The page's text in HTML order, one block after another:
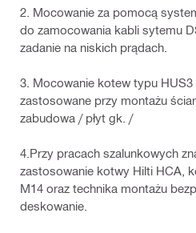
2. Mocowanie za pomocą
do zamocowania kabli sytemu
zadanie na niskich prądach.
3. Mocowanie kotew typu
zastosowane przy montażu
zabudowa / płyt gk. /
4.Przy pracach szalunkowych
zastosowanie kotwy Hilti HCA,
M14 oraz technika montażu
deskowanie.